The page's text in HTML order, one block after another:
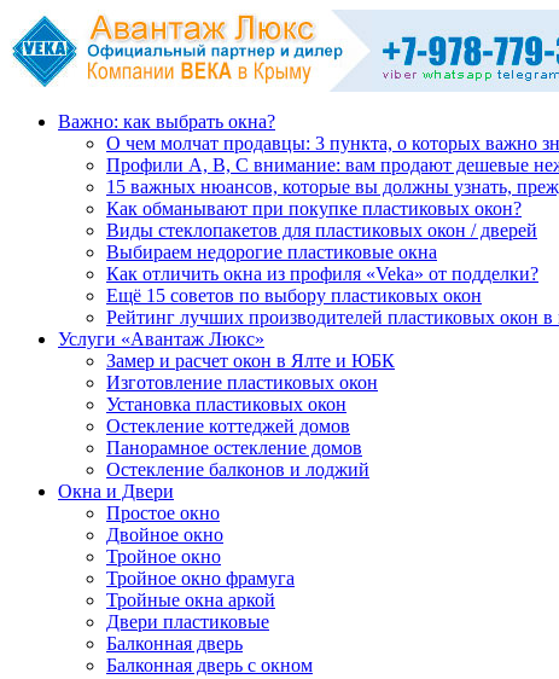
Важно: как выбрать окна?
О чем молчат продавцы: 3 пункта, о которых важно
Профили А, В, С внимание: вам продают дешевые
15 важных нюансов, которые вы должны узнать,
Как обманывают при покупке пластиковых окон?
Виды стеклопакетов для пластиковых окон / дверей
Выбираем недорогие пластиковые окна
Как отличить окна из профиля «Veka» от подделки?
Ещё 15 советов по выбору пластиковых окон
Рейтинг лучших производителей пластиковых окон
Услуги «Авантаж Люкс»
Замер и расчет окон в Ялте и ЮБК
Изготовление пластиковых окон
Установка пластиковых окон
Остекление коттеджей домов
Панорамное остекление домов
Остекление балконов и лоджий
Окна и Двери
Простое окно
Двойное окно
Тройное окно
Тройное окно фрамуга
Тройные окна аркой
Двери пластиковые
Балконная дверь
Балконная дверь с окном